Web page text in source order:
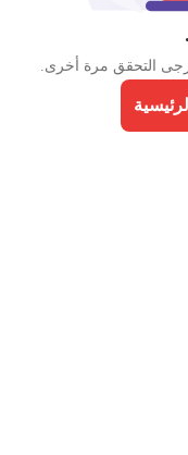
التحقق مرة أخرى.